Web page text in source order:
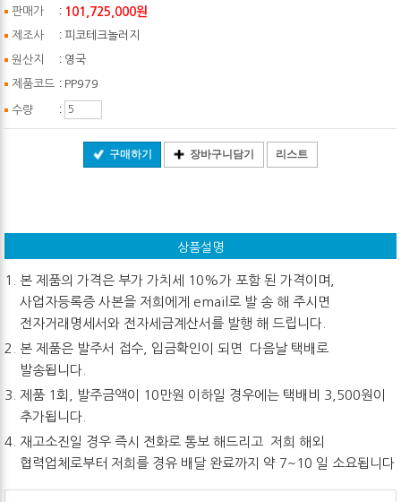
판매가 : 101,725,000원
제조사 : 피코테크놀러지
원산지 : 영국
제품코드 : PP979
수량 :
구매하기 장바구니담기 리스트
상품설명
본 제품의 가격은 부가 가치세 10%가 포함 된 가격이며,
사업자등록증 사본을 저희에게 email로 발 송 해 주시면
전자거래명세서와 전자세금계산서를 발행 해 드립니다.
본 제품은 발주서 접수, 입금확인이 되면 다음날 택배로
발송됩니다.
제품 1회, 발주금액이 10만원 이하일 경우에는 택배비 3,500원이
추가됩니다.
재고소진일 경우 즉시 전화로 통보 해드리고 저희 해외
협력업체로부터 저희를 경유 배달 완료까지 약 7~10 일 소요됩니다